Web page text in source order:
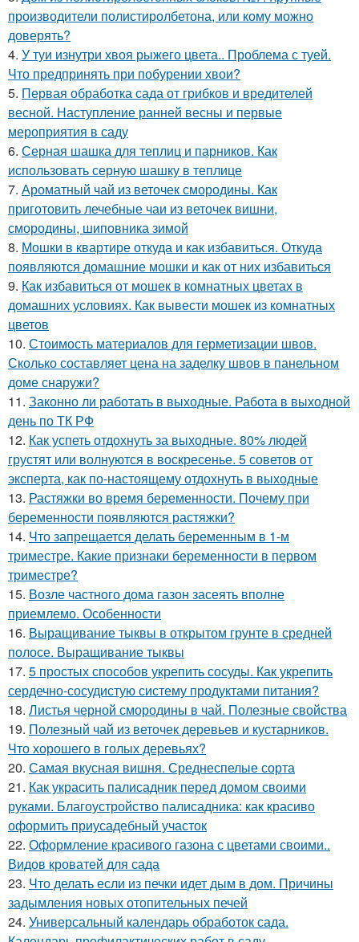
производители полистиролбетона, или кому можно
доверять?
4. У туи изнутри хвоя рыжего цвета.. Проблема с туей.
Что предпринять при побурении хвои?
5. Первая обработка сада от грибков и вредителей
весной. Наступление ранней весны и первые
мероприятия в саду
6. Серная шашка для теплиц и парников. Как
использовать серную шашку в теплице
7. Ароматный чай из веточек смородины. Как
приготовить лечебные чаи из веточек вишни,
смородины, шиповника зимой
8. Мошки в квартире откуда и как избавиться. Откуда
появляются домашние мошки и как от них избавиться
9. Как избавиться от мошек в комнатных цветах в
домашних условиях. Как вывести мошек из комнатных
цветов
10. Стоимость материалов для герметизации швов.
Сколько составляет цена на заделку швов в панельном
доме снаружи?
11. Законно ли работать в выходные. Работа в выходной
день по ТК РФ
12. Как успеть отдохнуть за выходные. 80% людей
грустят или волнуются в воскресенье. 5 советов от
эксперта, как по-настоящему отдохнуть в выходные
13. Растяжки во время беременности. Почему при
беременности появляются растяжки?
14. Что запрещается делать беременным в 1-м
триместре. Какие признаки беременности в первом
триместре?
15. Возле частного дома газон засеять вполне
приемлемо. Особенности
16. Выращивание тыквы в открытом грунте в средней
полосе. Выращивание тыквы
17. 5 простых способов укрепить сосуды. Как укрепить
сердечно-сосудистую систему продуктами питания?
18. Листья черной смородины в чай. Полезные свойства
19. Полезный чай из веточек деревьев и кустарников.
Что хорошего в голых деревьях?
20. Самая вкусная вишня. Среднеспелые сорта
21. Как украсить палисадник перед домом своими
руками. Благоустройство палисадника: как красиво
оформить приусадебный участок
22. Оформление красивого газона с цветами своими..
Видов кроватей для сада
23. Что делать если из печки идет дым в дом. Причины
задымления новых отопительных печей
24. Универсальный календарь обработок сада.